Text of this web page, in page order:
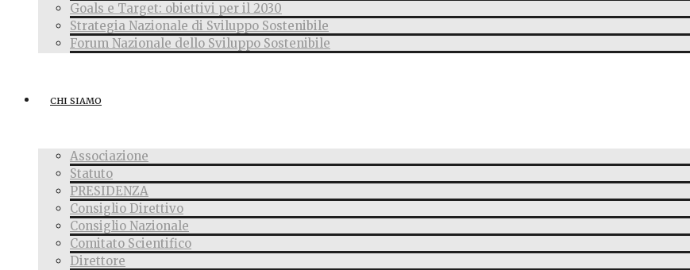
Goals e Target: obiettivi per il 2030
Strategia Nazionale di Sviluppo Sostenibile
Forum Nazionale dello Sviluppo Sostenibile
CHI SIAMO
Associazione
Statuto
PRESIDENZA
Consiglio Direttivo
Consiglio Nazionale
Comitato Scientifico
Direttore